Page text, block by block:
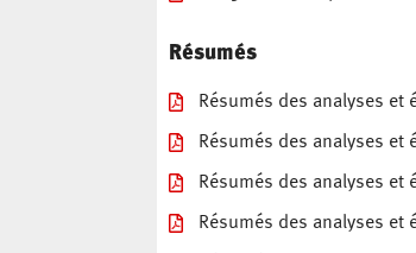
Résumés
Résumés des analyses et
Résumés des analyses et
Résumés des analyses et
Résumés des analyses et